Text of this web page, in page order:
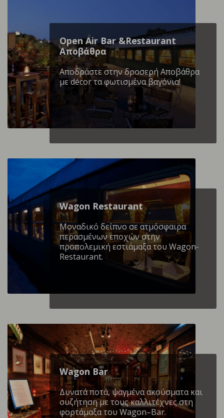
Open Air Bar &Restaurant
Αποβάθρα
Αποδράστε στην δροσερή Αποβάθρα
με décor τα φωτισμένα βαγόνια!
Wagon Restaurant
Mοναδικό δείπνο σε ατμόσφαιρα
περασμένων εποχών στην
προπολεμική εστιάμαξα του Wagon-
Restaurant.
Wagon Βar
Δυνατά ποτά, ψαγμένα ακούσματα και
συζήτηση με τους καλλιτέχνες στη
φορτάμαξα του Wagon–Bar.